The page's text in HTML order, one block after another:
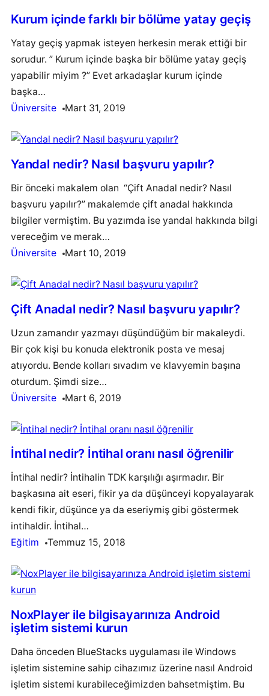
Kurum içinde farklı bir bölüme yatay geçiş
Yatay geçiş yapmak isteyen herkesin merak ettiği bir
sorudur. ” Kurum içinde başka bir bölüme yatay geçiş
yapabilir miyim ?” Evet arkadaşlar kurum içinde
başka…
Üniversite
Mart 31, 2019
Yandal nedir? Nasıl başvuru yapılır?
Bir önceki makalem olan “Çift Anadal nedir? Nasıl
başvuru yapılır?” makalemde çift anadal hakkında
bilgiler vermiştim. Bu yazımda ise yandal hakkında bilgi
vereceğim ve merak…
Üniversite
Mart 10, 2019
Çift Anadal nedir? Nasıl başvuru yapılır?
Uzun zamandır yazmayı düşündüğüm bir makaleydi.
Bir çok kişi bu konuda elektronik posta ve mesaj
atıyordu. Bende kolları sıvadım ve klavyemin başına
oturdum. Şimdi size…
Üniversite
Mart 6, 2019
İntihal nedir? İntihal oranı nasıl öğrenilir
İntihal nedir? İntihalin TDK karşılığı aşırmadır. Bir
başkasına ait eseri, fikir ya da düşünceyi kopyalayarak
kendi fikir, düşünce ya da eseriymiş gibi göstermek
intihaldir. İntihal…
Eğitim
Temmuz 15, 2018
NoxPlayer ile bilgisayarınıza Android
işletim sistemi kurun
Daha önceden BlueStacks uygulaması ile Windows
işletim sistemine sahip cihazımız üzerine nasıl Android
işletim sistemi kurabileceğimizden bahsetmiştim. Bu